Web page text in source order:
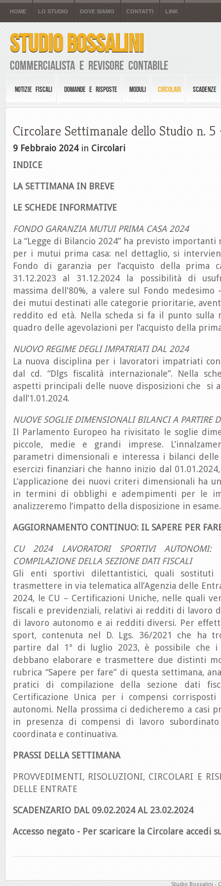
HOME LO STUDIO DOVE SIAMO CONTATTI LINK
STUDIO BOSSALINI
Commercialista e Revisore Contabile
NOTIZIE FISCALI DOMANDE E RISPOSTE MODULI CIRCOLARI SCADENZE
Circolare Settimanale dello Studio n.
9 Febbraio 2024in Circolari
INDICE
LA SETTIMANA IN BREVE
LE SCHEDE INFORMATIVE
FONDO GARANZIA MUTUI PRIMA CASA 2024
La “Legge di Bilancio 2024” ha previsto
per i mutui prima casa: nel dettaglio, si
Fondo di garanzia per l’acquisto della prima
31.12.2023 al 31.12.2024 la possibilità di
massima dell'80%, a valere sul Fondo medesimo
dei mutui destinati alle categorie prioritarie,
reddito ed età. Nella scheda si fa il punto sulla
quadro delle agevolazioni per l’acquisto della
NUOVO REGIME DEGLI IMPATRIATI DAL 2024
La nuova disciplina per i lavoratori impatriati
dal cd. “Dlgs fiscalità internazionale”. Nella
aspetti principali delle nuove disposizioni che si
dall’1.01.2024.
NUOVE SOGLIE DIMENSIONALI BILANCI A PARTIRE
Il Parlamento Europeo ha rivisitato le soglie
piccole, medie e grandi imprese.
parametri dimensionali e interessa i bilanci
esercizi finanziari che hanno inizio dal
L’applicazione dei nuovi criteri dimensionali ha
in termini di obblighi e adempimenti per le
analizzeremo l’impatto della disposizione in esame.
AGGIORNAMENTO CONTINUO: IL SAPERE PER
CU 2024 LAVORATORI SPORTIVI AUTONOMI:
COMPILAZIONE DELLA SEZIONE DATI FISCALI
Gli enti sportivi dilettantistici, quali sostituti
trasmettere in via telematica all’Agenzia delle
2024, le CU – Certificazioni Uniche, nelle quali
fiscali e previdenziali, relativi ai redditi di lavoro
di lavoro autonomo e ai redditi diversi. Per
sport, contenuta nel D. Lgs. 36/2021 che ha
partire dal 1° di luglio 2023, è possibile che
debbano elaborare e trasmettere due distinti
rubrica “Sapere per fare” di questa settimana,
pratici di compilazione della sezione dati
Certificazione Unica per i compensi
autonomi. Nella prossima ci dedicheremo a casi
in presenza di compensi di lavoro
coordinata e continuativa.
PRASSI DELLA SETTIMANA
PROVVEDIMENTI, RISOLUZIONI, CIRCOLARI E
DELLE ENTRATE
SCADENZARIO DAL 09.02.2024 AL 23.02.2024
Accesso negato - Per scaricare la Circolare accedi
Studio Bossalini -